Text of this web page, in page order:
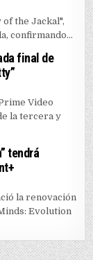
REGRESA: “THE
the Jackal",
confirmando...
final de
VIDEO LANZA
Video
la tercera y
tendrá
MINDS:
la renovación
Evolution